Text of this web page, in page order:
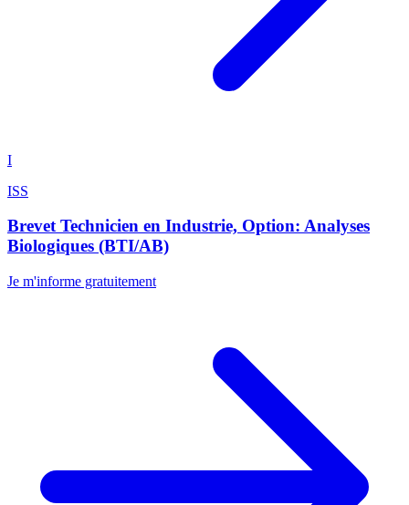
I
ISS
Brevet Technicien en Industrie, Option: Analyses
Biologiques (BTI/AB)
Je m'informe gratuitement